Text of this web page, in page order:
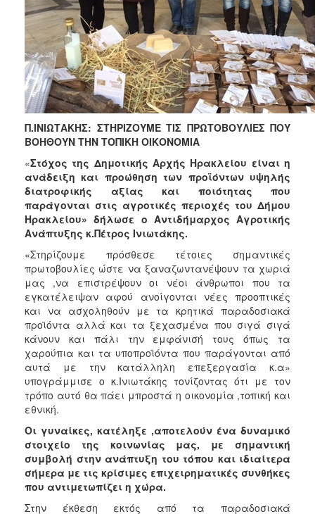
Π.ΙΝΙΩΤΑΚΗΣ: ΣΤΗΡΙΖΟΥΜΕ ΤΙΣ ΠΡΩΤΟΒΟΥΛΙΕΣ ΠΟΥ
ΒΟΗΘΟΥΝ ΤΗΝ ΤΟΠΙΚΗ ΟΙΚΟΝΟΜΙΑ
«Στόχος της Δημοτικής Αρχής Ηρακλείου είναι η
ανάδειξη και προώθηση των προϊόντων υψηλής
διατροφικής αξίας και ποιότητας που
παράγονται στις αγροτικές περιοχές του Δήμου
Ηρακλείου» δήλωσε ο Αντιδήμαρχος Αγροτικής
Ανάπτυξης κ.Πέτρος Ινιωτάκης.
«Στηρίζουμε πρόσθεσε τέτοιες σημαντικές
πρωτοβουλίες ώστε να ξαναζωντανέψουν τα χωριά
μας ,να επιστρέψουν οι νέοι άνθρωποι που τα
εγκατέλειψαν αφού ανοίγονται νέες προοπτικές
και να ασχοληθούν με τα κρητικά παραδοσιακά
προϊόντα αλλά και τα ξεχασμένα που σιγά σιγά
κάνουν και πάλι την εμφάνισή τους όπως τα
χαρούπια και τα υποπροϊόντα που παράγονται από
αυτά με την κατάλληλη επεξεργασία κ.α»
υπογράμμισε ο κ.Ινιωτάκης τονίζοντας ότι με τον
τρόπο αυτό θα πάει μπροστά η οικονομία ,τοπική και
εθνική.
Οι γυναίκες, κατέληξε ,αποτελούν ένα δυναμικό
στοιχείο της κοινωνίας μας, με σημαντική
συμβολή στην ανάπτυξη του τόπου και ιδιαίτερα
σήμερα με τις κρίσιμες επιχειρηματικές συνθήκες
που αντιμετωπίζει η χώρα.
Στην έκθεση εκτός από τα παραδοσιακά